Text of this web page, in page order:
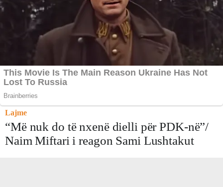
Lajme
“Më nuk do të nxenë dielli për PDK-në”/
Naim Miftari i reagon Sami Lushtakut